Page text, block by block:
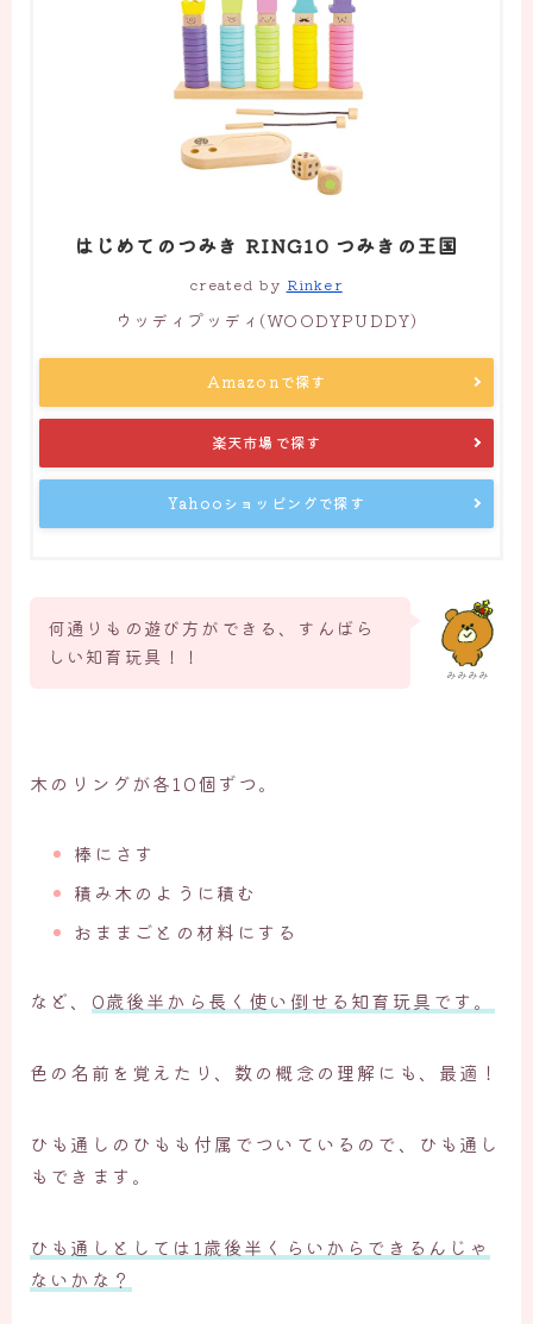
はじめてのつみき RING10 つみきの王国
created by Rinker
ウッディプッディ(WOODYPUDDY)
Amazonで探す
楽天市場で探す
Yahooショッピングで探す
みみみみ
何通りもの遊び方ができる、すんばら
しい知育玩具！！
木のリングが各10個ずつ。
棒にさす
積み木のように積む
おままごとの材料にする
など、 0歳後半から長く使い倒せる知育玩具です。
色の名前を覚えたり、数の概念の理解にも、最適！
ひも通しのひもも付属でついているので、ひも通し
もできます。
ひも通しとしては1歳後半くらいからできるんじゃ
ないかな？